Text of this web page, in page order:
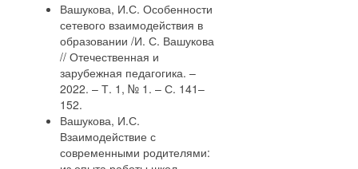
Вашукова, И.С. Особенности
сетевого взаимодействия в
образовании /И. С. Вашукова
// Отечественная и
зарубежная педагогика. –
2022. – Т. 1, № 1. – С. 141–
152.
Вашукова, И.С.
Взаимодействие с
современными родителями: